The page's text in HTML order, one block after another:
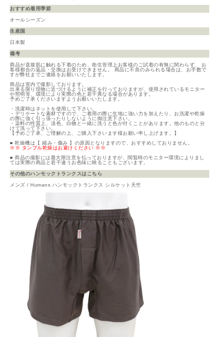
おすすめ着用季節
オールシーズン
生産国
日本製
備考
商品が直接肌に触れる下着のため、衛生管理上お客様のご試着の有無に関わらず、 お
客様都合の返品・交換はお受けできません。 商品に不良のみられる場合は、お手数で
すが弊社までご連絡をお願いいたします。
商品は室内で撮影しております。
出来る限り現物に近づけるように補正を行っておりますが、使用されているモニター
や照明等、環境により実際の色と若干異なる場合があります。
予めご了承くださいますようお願いいたします。
・洗濯時はネットを使用して下さい。
・デリケートな素材ですので、ご着用の際に生地に強い力を加えたり、お洗濯や乾燥
の際に強く引っ張ったりしないように御注意下さい。
・染料の性質上、淡色、白物と一緒に洗うと色が付くことがあります。他のものと分
けて洗って下さい。
【予めご了承、ご理解の上、ご購入下さいます様お願い申し上げます。】
■ 乾燥機は【 縮み・傷み 】の原因となりますので、おすすめしておりません。
※※ タンブル乾燥はお避けください ※※
■ 商品の撮影には最大限注意を払っておりますが、閲覧時のモニター環境によりまし
ては実際の商品と若干違うお色味に映ることもございます。
その他のハンモックトランクスはこちら
メンズ / Humans ハンモックトランクス シルケット天竺